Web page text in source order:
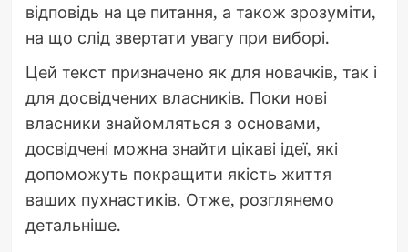
відповідь на це питання, а також зрозуміти,
на що слід звертати увагу при виборі.
Цей текст призначено як для новачків, так і
для досвідчених власників. Поки нові
власники знайомляться з основами,
досвідчені можна знайти цікаві ідеї, які
допоможуть покращити якість життя
ваших пухнастиків. Отже, розглянемо
детальніше.